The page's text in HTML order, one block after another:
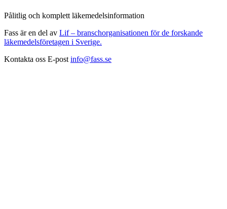
Pålitlig och komplett läkemedelsinformation
Fass är en del av Lif – branschorganisationen för de forskande
läkemedelsföretagen i Sverige.
Kontakta oss E-post info@fass.se